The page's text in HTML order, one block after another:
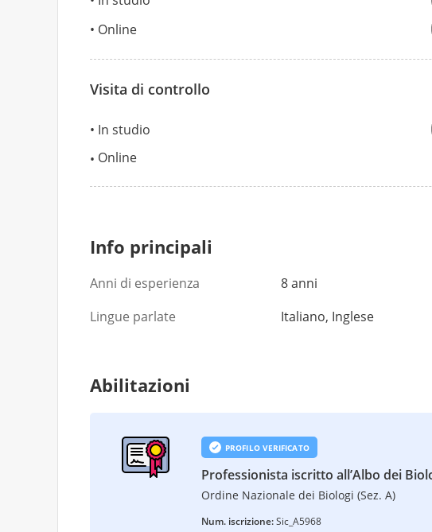
Online
Visita di controllo
In studio
Online
Info principali
Anni di esperienza
8 anni
Lingue parlate
Italiano, Inglese
Abilitazioni
PROFILO VERIFICATO
Professionista iscritto all’Albo dei
Ordine Nazionale dei Biologi (Sez. A)
Num. iscrizione:Sic_A5968